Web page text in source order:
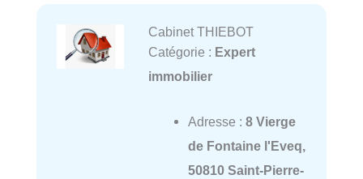
Cabinet THIEBOT
Catégorie : Expert
immobilier
Adresse : 8 Vierge
de Fontaine l'Eveq,
50810 Saint-Pierre-